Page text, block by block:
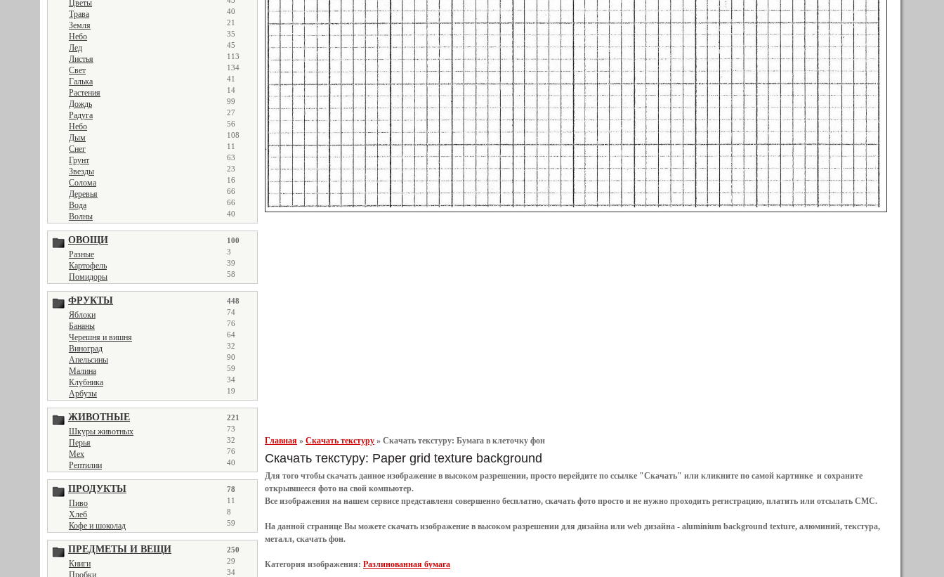
Цветы
Трава 40
Земля 21
Небо 35
Лед 45
Листья 113
Свет 134
Галька 41
Растения 14
Дождь 99
Радуга 27
Небо 56
Дым 108
Снег 11
Грунт 63
Звезды 23
Солома 16
Деревья 66
Вода 66
Волны 40
ОВОЩИ 100
Разные 3
Картофель 39
Помидоры 58
ФРУКТЫ 448
Яблоки 74
Бананы 76
Черешня и вишня 64
Виноград 32
Апельсины 90
Малина 59
Клубника 34
Арбузы 19
ЖИВОТНЫЕ 221
Шкуры животных 73
Перья 32
Мех 76
Рептилии 40
ПРОДУКТЫ 78
Пиво 11
Хлеб 8
Кофе и шоколад 59
ПРЕДМЕТЫ И ВЕЩИ 250
Книги 29
Пробки 34
Главная » Скачать текстуру » Скачать текстуру: Бумага в клеточку фон
Скачать текстуру: Paper grid texture background
Для того чтобы скачать данное изображение в высоком разрешении, просто перейдите по ссылке "Скачать" или кликните по самой картинке и сохраните
открывшееся фото на свой компьютер.
Все изображения на нашем сервисе представленя совершенно бесплатно, скачать фото просто и не нужно проходить регистрацию, платить или отсылать СМС.
На данной странице Вы можете скачать изображение в высоком разрешении для дизайна или web дизайна - aluminium background texture, алюминий, текстура,
металл, скачать фон.
Категория изображения: Разлинованная бумага